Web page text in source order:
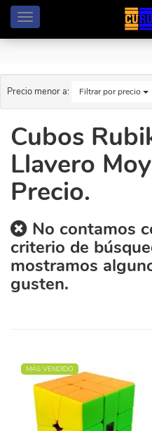
Menú
Precio menor a: Filtrar por precio
Cubos
Llavero
Precio.
No contamos
criterio de
mostramos
gusten.
MÁS VENDIDO